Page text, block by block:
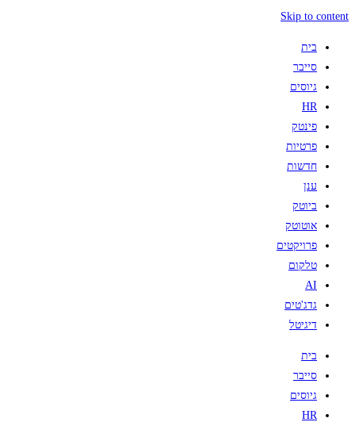
Skip to content
בית
סייבר
גיוסים
HR
פינטק
פרטיות
חדשות
ענן
ביוטק
אוטוטק
פרויקטים
טלקום
AI
גדג'טים
דיגיטל
בית
סייבר
גיוסים
HR